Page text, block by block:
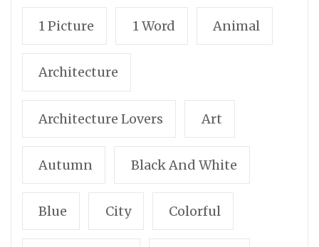
1 Picture 1 Word Animal
Architecture
Architecture Lovers Art
Autumn Black And White
Blue City Colorful